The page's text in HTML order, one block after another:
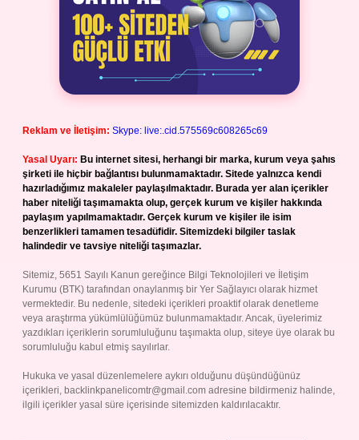
Reklam ve İletişim: Skype: live:.cid.575569c608265c69
Yasal Uyarı: Bu internet sitesi, herhangi bir marka, kurum veya şahıs
şirketi ile hiçbir bağlantısı bulunmamaktadır. Sitede yalnızca kendi
hazırladığımız makaleler paylaşılmaktadır. Burada yer alan içerikler
haber niteliği taşımamakta olup, gerçek kurum ve kişiler hakkında
paylaşım yapılmamaktadır. Gerçek kurum ve kişiler ile isim
benzerlikleri tamamen tesadüfidir. Sitemizdeki bilgiler taslak
halindedir ve tavsiye niteliği taşımazlar.
Sitemiz, 5651 Sayılı Kanun gereğince Bilgi Teknolojileri ve İletişim
Kurumu (BTK) tarafından onaylanmış bir Yer Sağlayıcı olarak hizmet
vermektedir. Bu nedenle, sitedeki içerikleri proaktif olarak denetleme
veya araştırma yükümlülüğümüz bulunmamaktadır. Ancak, üyelerimiz
yazdıkları içeriklerin sorumluluğunu taşımakta olup, siteye üye olarak bu
sorumluluğu kabul etmiş sayılırlar.
Hukuka ve yasal düzenlemelere aykırı olduğunu düşündüğünüz
içerikleri, backlinkpanelicomtr@gmail.com adresine bildirmeniz halinde,
ilgili içerikler yasal süre içerisinde sitemizden kaldırılacaktır.